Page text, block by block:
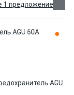
1 предложение
AGU 60А
AGU